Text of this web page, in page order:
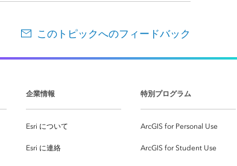
このトピックへのフィードバック
企業情報
Esri について
Esri に連絡
特別プログラム
ArcGIS for Personal Use
ArcGIS for Student Use